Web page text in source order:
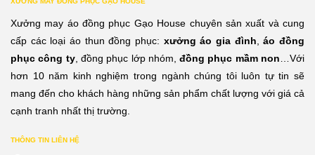
Xưởng may áo đồng phục Gạo House chuyên sản xuất và cung
cấp các loại áo thun đồng phục: xưởng áo gia đình ,áo đồng
phục công ty, đồng phục lớp nhóm,đồng phục mầm non …Với
hơn 10 năm kinh nghiệm trong ngành chúng tôi luôn tự tin sẽ
mang đến cho khách hàng những sản phẩm chất lượng với giá cả
cạnh tranh nhất thị trường.
THÔNG TIN LIÊN HỆ